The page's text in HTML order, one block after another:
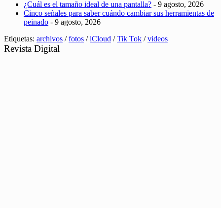
¿Cuál es el tamaño ideal de una pantalla? - 9 agosto, 2026
Cinco señales para saber cuándo cambiar sus herramientas de
peinado - 9 agosto, 2026
Etiquetas: archivos /fotos /iCloud /Tik Tok /videos
Revista Digital